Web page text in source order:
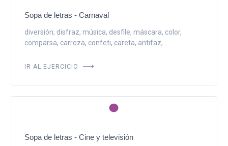
Sopa de letras - Carnaval
diversión, disfraz, música, desfile, máscara, color,
comparsa, carroza, confeti, careta, antifaz,...
IR AL EJERCICIO
Sopa de letras - Cine y televisión